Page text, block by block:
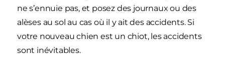
ne s’ennuie pas, et posez des journaux ou des
alèses au sol au cas où il y ait des accidents. Si
votre nouveau chien est un chiot, les accidents
sont inévitables.